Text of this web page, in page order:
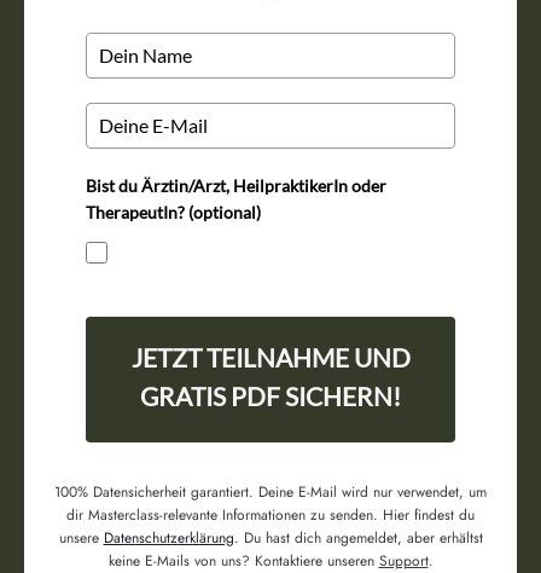
Bist du Ärztin/Arzt, HeilpraktikerIn oder
TherapeutIn? (optional)
JETZT TEILNAHME UND
GRATIS PDF SICHERN!
100% Datensicherheit garantiert. Deine E-Mail wird nur verwendet, um
dir Masterclass-relevante Informationen zu senden. Hier findest du
unsere Datenschutzerklärung. Du hast dich angemeldet, aber erhältst
keine E-Mails von uns? Kontaktiere unseren Support.